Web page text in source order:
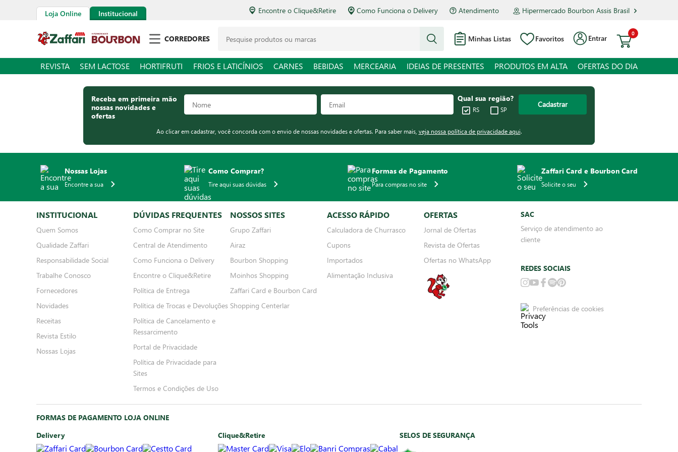
Loja Online Institucional Encontre o Clique&Retire Como Funciona o Delivery Atendimento Hipermercado Bourbon Assis Brasil
CORREDORES Minhas Listas Favoritos Entrar
0
REVISTA SEM LACTOSE HORTIFRUTI FRIOS E LATICÍNIOS CARNES BEBIDAS MERCEARIA IDEIAS DE PRESENTES PRODUTOS EM ALTA OFERTAS DO DIA
Receba em primeira mão
nossas novidades e
ofertas
Qual sua região?
RS SP
Cadastrar
Ao clicar em cadastrar, você concorda com o envio de nossas novidades e ofertas. Para saber mais, veja nossa política de privacidade aqui.
Nossas Lojas
Encontre a sua
Como Comprar?
Tire aqui suas dúvidas
Formas de Pagamento
Para compras no site
Zaffari Card e Bourbon Card
Solicite o seu
INSTITUCIONAL
Quem Somos
Qualidade Zaffari
Responsabilidade Social
Trabalhe Conosco
Fornecedores
Novidades
Receitas
Revista Estilo
Nossas Lojas
DÚVIDAS FREQUENTES
Como Comprar no Site
Central de Atendimento
Como Funciona o Delivery
Encontre o Clique&Retire
Política de Entrega
Política de Trocas e Devoluções
Política de Cancelamento e
Ressarcimento
Portal de Privacidade
Política de Privacidade para
Sites
Termos e Condições de Uso
NOSSOS SITES
Grupo Zaffari
Airaz
Bourbon Shopping
Moinhos Shopping
Zaffari Card e Bourbon Card
Shopping Centerlar
ACESSO RÁPIDO
Calculadora de Churrasco
Cupons
Importados
Alimentação Inclusiva
OFERTAS
Jornal de Ofertas
Revista de Ofertas
Ofertas no WhatsApp
SAC
Serviço de atendimento ao
cliente
REDES SOCIAIS
Preferências de cookies
FORMAS DE PAGAMENTO LOJA ONLINE
Delivery
Clique&Retire SELOS DE SEGURANÇA